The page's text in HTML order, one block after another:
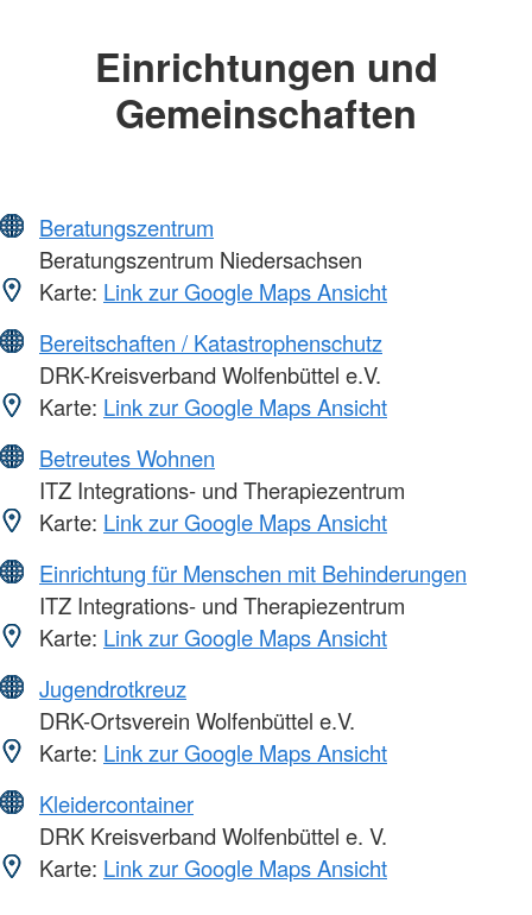
Einrichtungen und
Gemeinschaften
Beratungszentrum
Beratungszentrum Niedersachsen
Karte: Link zur Google Maps Ansicht
Bereitschaften / Katastrophenschutz
DRK-Kreisverband Wolfenbüttel e.V.
Karte: Link zur Google Maps Ansicht
Betreutes Wohnen
ITZ Integrations- und Therapiezentrum
Karte: Link zur Google Maps Ansicht
Einrichtung für Menschen mit Behinderungen
ITZ Integrations- und Therapiezentrum
Karte: Link zur Google Maps Ansicht
Jugendrotkreuz
DRK-Ortsverein Wolfenbüttel e.V.
Karte: Link zur Google Maps Ansicht
Kleidercontainer
DRK Kreisverband Wolfenbüttel e. V.
Karte: Link zur Google Maps Ansicht